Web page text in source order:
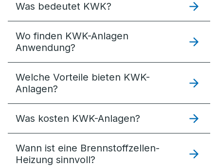
Was bedeutet KWK?
Wo finden KWK-Anlagen
Anwendung?
Welche Vorteile bieten KWK-
Anlagen?
Was kosten KWK-Anlagen?
Wann ist eine Brennstoffzellen-
Heizung sinnvoll?